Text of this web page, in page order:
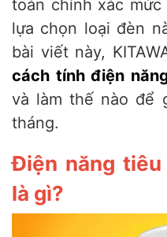
toán chính xác
lựa chọn loại đèn
bài viết này,
cách tính điện
và làm thế nào để
tháng.
Điện năng tiêu
là gì?